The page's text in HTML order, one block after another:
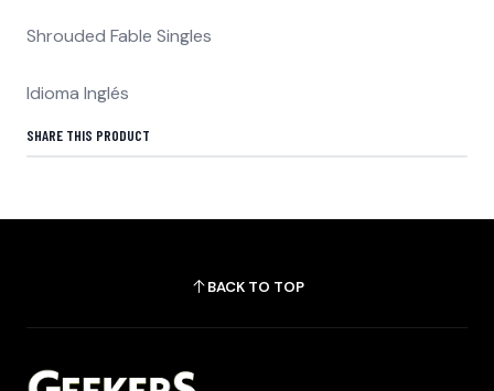
Shrouded Fable Singles
Idioma Inglés
SHARE THIS PRODUCT
BACK TO TOP